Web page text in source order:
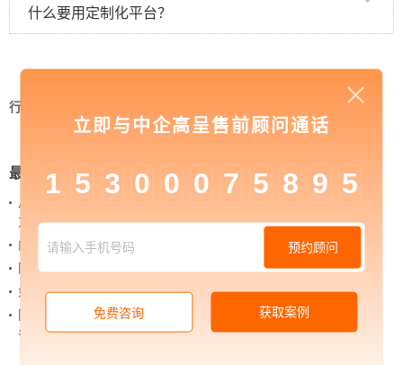
什么要用定制化平台？
行业资讯
最新新闻
从 “黑神话：悟空” 的成功，看企业网站如何撬动品牌
力量
内容管理：媒体资讯网站搭建的隐藏大BOSS
网站进化的终极形态，你了解吗？
如何借助设计服务打造超级品牌？
网站上线后，如何做好运营工作，让网站持续具备竞
争力？
立即与中企高呈售前顾问通话
1 5 3 0 0 0 7 5 8 9 5
预约顾问
免费咨询 获取案例